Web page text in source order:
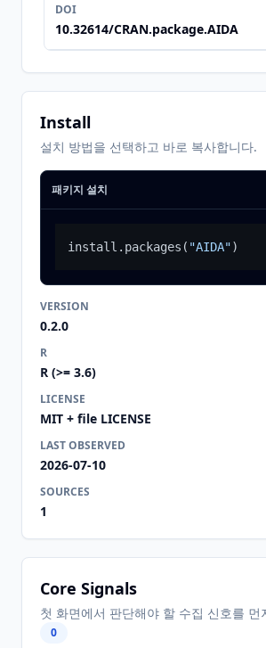
DOI
10.32614/CRAN.package.AIDA
Install
설치 방법을 선택하고 바로 복사합니다.
패키지 설치
install.packages ( "AIDA")
VERSION
0.2.0
R
R (>= 3.6)
LICENSE
MIT + file LICENSE
LAST OBSERVED
2026-07-10
SOURCES
1
Core Signals
첫 화면에서 판단해야 할 수집 신호를 먼
0